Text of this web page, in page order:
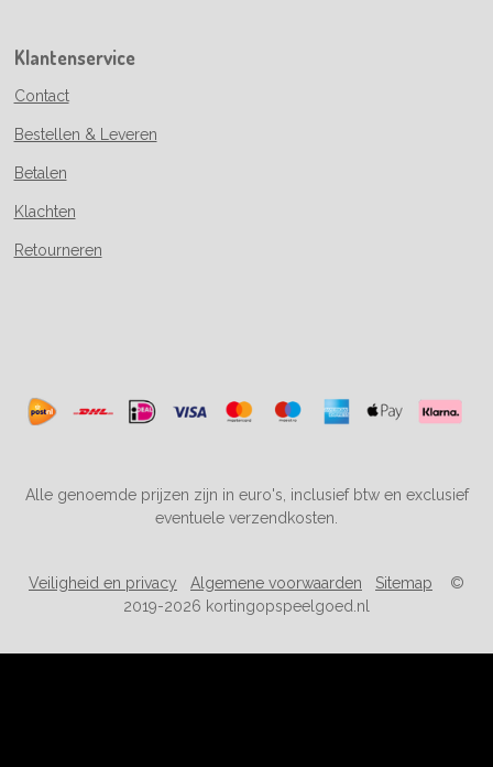
Klantenservice
Contact
Bestellen & Leveren
Betalen
Klachten
Retourneren
Alle genoemde prijzen zijn in euro's, inclusief btw en exclusief
eventuele verzendkosten.
Veiligheid en privacy Algemene voorwaarden Sitemap ©
2019-2026 kortingopspeelgoed.nl